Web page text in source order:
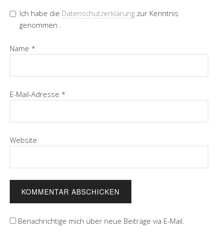
Ich habe die Datenschutzerklärung zur Kenntnis
genommen .
Name *
E-Mail-Adresse *
Website
Benachrichtige mich über neue Beiträge via E-Mail.